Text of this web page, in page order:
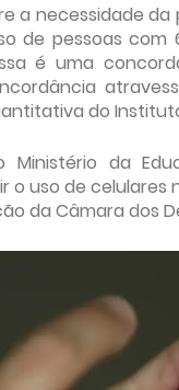
a necessidade
de pessoas com
é uma
do
Ministério da
o uso de
da Câmara dos